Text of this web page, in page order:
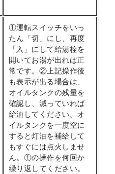
①運転スイッチをいっ
たん「切」にし、再度
「入」にして給湯栓を
開いてお湯が出れば正
常です。②上記操作後
も表示が出る場合は、
オイルタンクの残量を
確認し、減っていれば
給油してください。オ
イルタンクを一度空に
すると灯油を補給して
もすぐには点火しませ
ん。①の操作を何回か
繰り返してください。